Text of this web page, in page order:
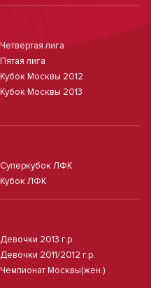
Четвертая лига
Пятая лига
Кубок Москвы 2012
Кубок Москвы 2013
Суперкубок ЛФК
Кубок ЛФК
Девочки 2013 г.р.
Девочки 2011/2012 г.р.
Чемпионат Москвы(жен.)